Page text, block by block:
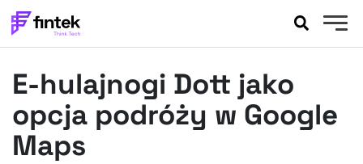
BANKOWOŚĆ
EVENTY
FELIETONY
WYWIADY
E-hulajnogi Dott jako
opcja podróży w Google
Maps